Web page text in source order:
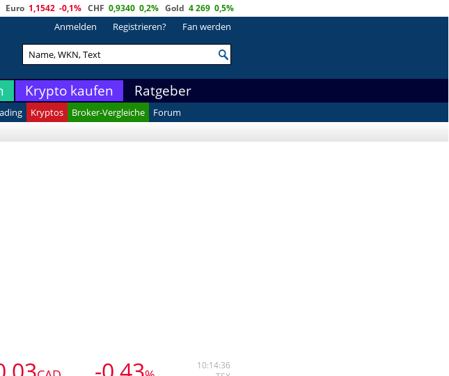
Euro 1,1542 -0,1% CHF 0,9340 0,2% Gold 4 269 0,5%
Anmelden Registrieren? Fan werden
Krypto kaufen Ratgeber
Kryptos Broker-Vergleiche
Forum
10:14:36